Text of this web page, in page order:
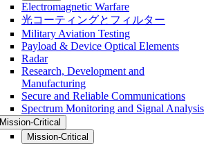
Electromagnetic Warfare
光コーティングとフィルター
Military Aviation Testing
Payload & Device Optical Elements
Radar
Research, Development and
Manufacturing
Secure and Reliable Communications
Spectrum Monitoring and Signal Analysis
Mission-Critical
Mission-Critical